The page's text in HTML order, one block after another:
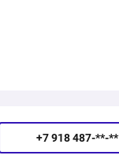
+7 918 487-**-**